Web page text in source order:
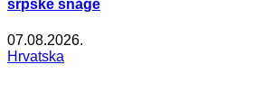
srpske snage
07.08.2026.
Hrvatska